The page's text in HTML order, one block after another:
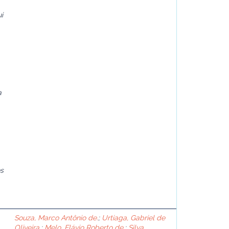
Souza, Marco Antônio de.; Urtiaga, Gabriel de